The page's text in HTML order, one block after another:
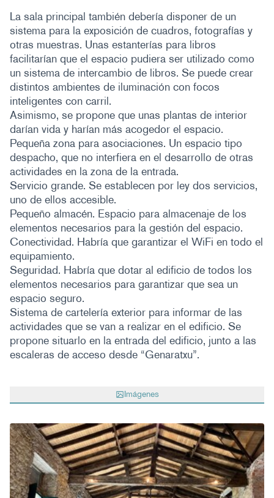
La sala principal también debería disponer de un
sistema para la exposición de cuadros, fotografías y
otras muestras. Unas estanterías para libros
facilitarían que el espacio pudiera ser utilizado como
un sistema de intercambio de libros. Se puede crear
distintos ambientes de iluminación con focos
inteligentes con carril.
Asimismo, se propone que unas plantas de interior
darían vida y harían más acogedor el espacio.
Pequeña zona para asociaciones. Un espacio tipo
despacho, que no interfiera en el desarrollo de otras
actividades en la zona de la entrada.
Servicio grande. Se establecen por ley dos servicios,
uno de ellos accesible.
Pequeño almacén. Espacio para almacenaje de los
elementos necesarios para la gestión del espacio.
Conectividad. Habría que garantizar el WiFi en todo el
equipamiento.
Seguridad. Habría que dotar al edificio de todos los
elementos necesarios para garantizar que sea un
espacio seguro.
Sistema de cartelería exterior para informar de las
actividades que se van a realizar en el edificio. Se
propone situarlo en la entrada del edificio, junto a las
escaleras de acceso desde “Genaratxu”.
Imágenes